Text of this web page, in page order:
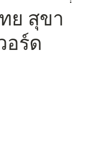
สยามพิวรรธน์
ย สุขา
อร์ด